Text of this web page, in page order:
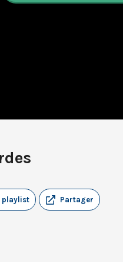
Partager
playlist